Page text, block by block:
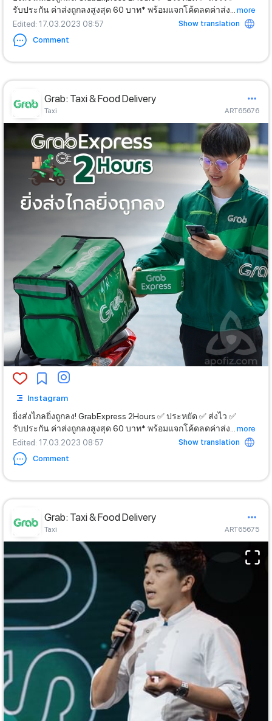
รับประกัน ค่าส่งถูกลงสูงสุด 60 บาท* พร้อมแจกโค้ดลดค่าส่ง
more
Edited: 17.03.2023 08:57
Show translation
Comment
Grab: Taxi & Food Delivery
Taxi ART65676
Instagram
ยิ่งส่งไกลยิ่งถูกลง! GrabExpress 2Hours ✅ ประหยัด ✅ ส่งไว ✅
รับประกัน ค่าส่งถูกลงสูงสุด 60 บาท* พร้อมแจกโค้ดลดค่าส่ง
more
Edited: 17.03.2023 08:57
Show translation
Comment
Grab: Taxi & Food Delivery
Taxi ART65675